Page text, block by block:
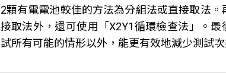
2顆有電電池較佳的方法為分組法或直接取法
接取法外，還可使用「X2Y1循環檢查法」。
試所有可能的情形以外，能更有效地減少測試